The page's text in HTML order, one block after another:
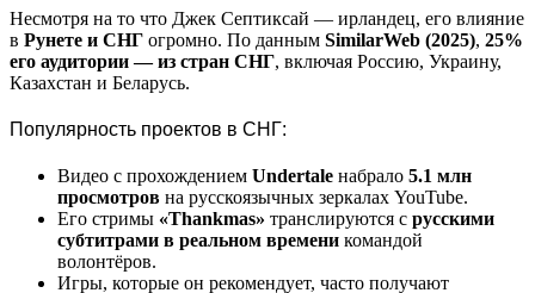
Несмотря на то что Джек Септиксай — ирландец, его влияние
в Рунете и СНГ огромно. По данным SimilarWeb (2025), 25%
его аудитории — из стран СНГ, включая Россию, Украину,
Казахстан и Беларусь.
Популярность проектов в СНГ:
Видео с прохождением Undertale набрало 5.1 млн
просмотров на русскоязычных зеркалах YouTube.
Его стримы «Thankmas» транслируются с русскими
субтитрами в реальном времени командой
волонтёров.
Игры, которые он рекомендует, часто получают